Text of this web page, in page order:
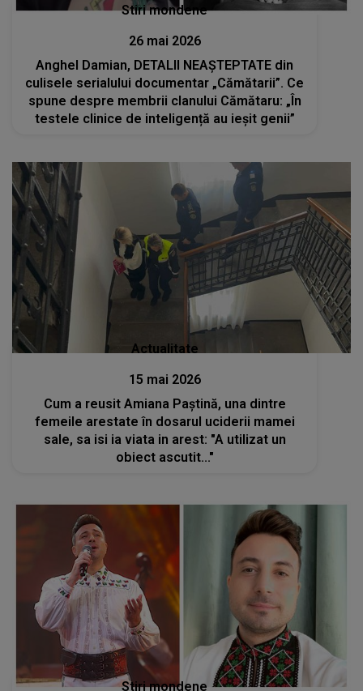
Stiri mondene
26 mai 2026
Anghel Damian, DETALII NEAȘTEPTATE din
culisele serialului documentar „Cămătarii”. Ce
spune despre membrii clanului Cămătaru: „În
testele clinice de inteligență au ieșit genii”
Actualitate
15 mai 2026
Cum a reusit Amiana Paștină, una dintre
femeile arestate în dosarul uciderii mamei
sale, sa isi ia viata in arest: "A utilizat un
obiect ascutit..."
Stiri mondene